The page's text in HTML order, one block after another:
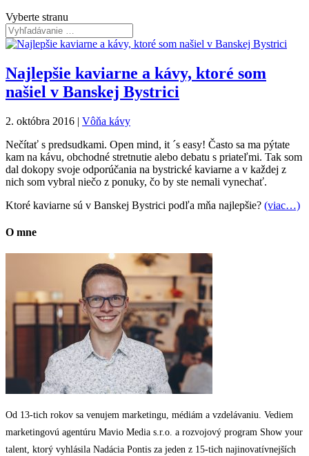
Vyberte stranu
Najlepšie kaviarne a kávy, ktoré som
našiel v Banskej Bystrici
2. októbra 2016 | Vôňa kávy
Nečítať s predsudkami. Open mind, it ´s easy! Často sa ma pýtate
kam na kávu, obchodné stretnutie alebo debatu s priateľmi. Tak som
dal dokopy svoje odporúčania na bystrické kaviarne a v každej z
nich som vybral niečo z ponuky, čo by ste nemali vynechať.
Ktoré kaviarne sú v Banskej Bystrici podľa mňa najlepšie? (viac…)
O mne
Od 13-tich rokov sa venujem marketingu, médiám a vzdelávaniu. Vediem
marketingovú agentúru Mavio Media s.r.o. a rozvojový program Show your
talent, ktorý vyhlásila Nadácia Pontis za jeden z 15-tich najinovatívnejších